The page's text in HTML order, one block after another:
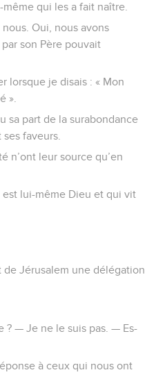
qui les a fait naître.
Oui, nous avons
son Père pouvait
lorsque je disais : « Mon
».
sa part de la surabondance
faveurs.
n’ont leur source qu’en
est lui-même Dieu et qui vit
Jérusalem une délégation
? — Je ne le suis pas. — Es-
à ceux qui nous ont